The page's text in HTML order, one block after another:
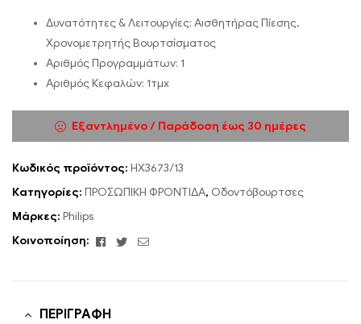
Δυνατότητες & Λειτουργίες: Αισθητήρας Πίεσης,
Χρονομετρητής Βουρτσίσματος
Αριθμός Προγραμμάτων: 1
Αριθμός Κεφαλών: 1τμχ
Εξαντλημένο / Παράδοση έως 30 ημέρες
Κωδικός προϊόντος: HX3673/13
Κατηγορίες: ΠΡΟΣΩΠΙΚΗ ΦΡΟΝΤΙΔΑ, Οδοντόβουρτσες
Μάρκες: Philips
Κοινοποίηση:
Facebook
TwitterEmail
ΠΕΡΙΓΡΑΦΉ